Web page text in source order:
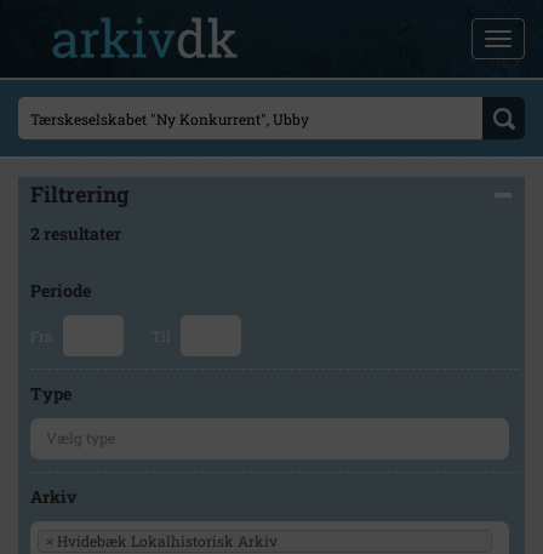
Filtrering
2 resultater
Periode
Fra Til
Type
Arkiv
× Hvidebæk Lokalhistorisk Arkiv